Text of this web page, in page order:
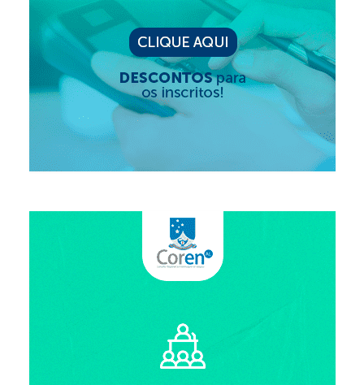
Editais e licitação
Eleições
Fiscalização
Responsabilidade Técnica
Legislações
Decisões
Desagravo Público
Suspensão do Exercício Profissional